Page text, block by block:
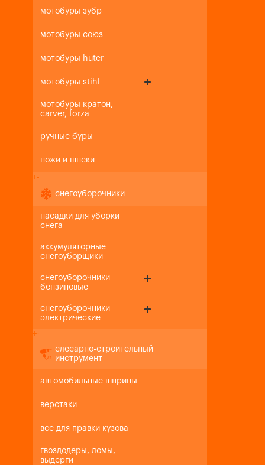
мотобуры зубр
мотобуры союз
мотобуры huter
мотобуры stihl
мотобуры кратон,
carver, forza
ручные буры
ножи и шнеки
+-
снегоуборочники
насадки для уборки
снега
аккумуляторные
снегоуборщики
снегоуборочники
бензиновые
снегоуборочники
электрические
+-
слесарно-строительный
инструмент
автомобильные шприцы
верстаки
все для правки кузова
гвоздодеры, ломы,
выдерги